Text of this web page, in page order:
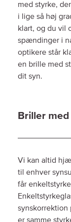
med styrke,
i lige så høj
klart, og du vil
spændinger i
optikere står
en brille med
dit syn.
Briller
Vi kan altid
til enhver
får
synskorrektion
er samme